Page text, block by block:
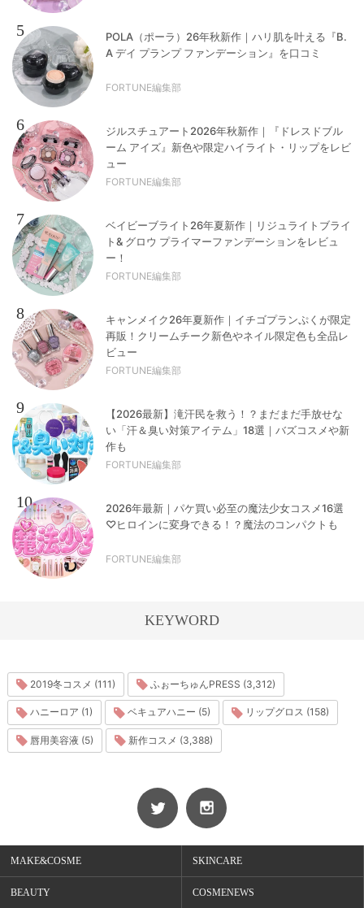
5
POLA（ポーラ）26年秋新作｜ハリ肌を叶える『B.
A デイ プランプ ファンデーション』を口コミ
FORTUNE編集部
6
ジルスチュアート2026年秋新作｜『ドレスドブル
ーム アイズ』新色や限定ハイライト・リップをレビ
ュー
FORTUNE編集部
7
ベイビーブライト26年夏新作｜リジュライトブライ
ト& グロウ プライマーファンデーションをレビュ
ー！
FORTUNE編集部
8
キャンメイク26年夏新作｜イチゴプランぷくが限定
再販！クリームチーク新色やネイル限定色も全品レ
ビュー
FORTUNE編集部
9
【2026最新】滝汗民を救う！？まだまだ手放せな
い「汗＆臭い対策アイテム」18選｜バズコスメや新
作も
FORTUNE編集部
10
2026年最新｜パケ買い必至の魔法少女コスメ16選
♡ヒロインに変身できる！？魔法のコンパクトも
FORTUNE編集部
KEYWORD
2019冬コスメ (111) ふぉーちゅんPRESS (3,312)
ハニーロア (1) ベキュアハニー (5) リップグロス (158)
唇用美容液 (5) 新作コスメ (3,388)
MAKE&COSME SKINCARE
BEAUTY COSMENEWS